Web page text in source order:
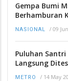
Gempa Bumi
Berhamburan
NASIONAL / 09
Puluhan
Langsung
METRO / 14 May 20